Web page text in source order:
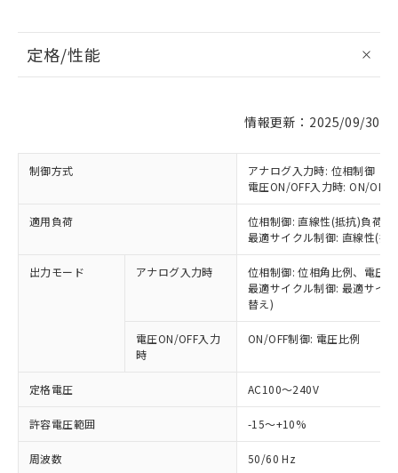
定格/性能
情報更新：2025/09/30
制御方式
アナログ入力時: 位相制御 ま
電圧ON/OFF入力時: ON/OFF
適用負荷
位相制御: 直線性(抵抗)負荷
最適サイクル制御: 直線性(抵
出力モード アナログ入力時
位相制御: 位相角比例、電圧
最適サイクル制御: 最適サイ
替え)
電圧ON/OFF入力
時
ON/OFF制御: 電圧比例
定格電圧 AC100～240V
許容電圧範囲 -15～+10%
周波数 50/60 Hz